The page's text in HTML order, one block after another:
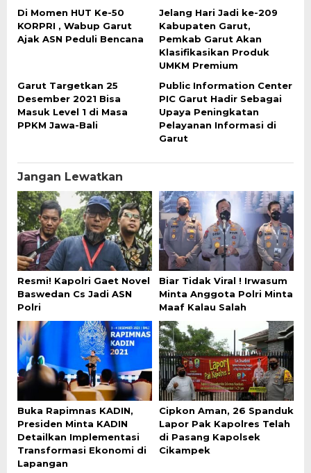
Di Momen HUT Ke-50
KORPRI , Wabup Garut
Ajak ASN Peduli Bencana
Jelang Hari Jadi ke-209
Kabupaten Garut,
Pemkab Garut Akan
Klasifikasikan Produk
UMKM Premium
Garut Targetkan 25
Desember 2021 Bisa
Masuk Level 1 di Masa
PPKM Jawa-Bali
Public Information Center
PIC Garut Hadir Sebagai
Upaya Peningkatan
Pelayanan Informasi di
Garut
Jangan Lewatkan
Resmi! Kapolri Gaet Novel
Baswedan Cs Jadi ASN
Polri
Biar Tidak Viral ! Irwasum
Minta Anggota Polri Minta
Maaf Kalau Salah
Buka Rapimnas KADIN,
Presiden Minta KADIN
Detailkan Implementasi
Transformasi Ekonomi di
Lapangan
Cipkon Aman, 26 Spanduk
Lapor Pak Kapolres Telah
di Pasang Kapolsek
Cikampek